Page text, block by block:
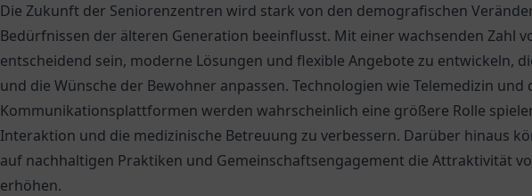
Die Zukunft der Seniorenzentren wird stark von den demografischen
Bedürfnissen der älteren Generation beeinflusst. Mit einer wachsenden Zahl
entscheidend sein, moderne Lösungen und flexible Angebote zu entwickeln,
und die Wünsche der Bewohner anpassen. Technologien wie Telemedizin und
Kommunikationsplattformen werden wahrscheinlich eine größere Rolle
Interaktion und die medizinische Betreuung zu verbessern. Darüber hinaus
auf nachhaltigen Praktiken und Gemeinschaftsengagement die Attraktivität
erhöhen.